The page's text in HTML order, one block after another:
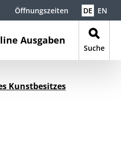
Ausgaben
Suche
Öffnungszeiten DE EN
Kunstbesitzes